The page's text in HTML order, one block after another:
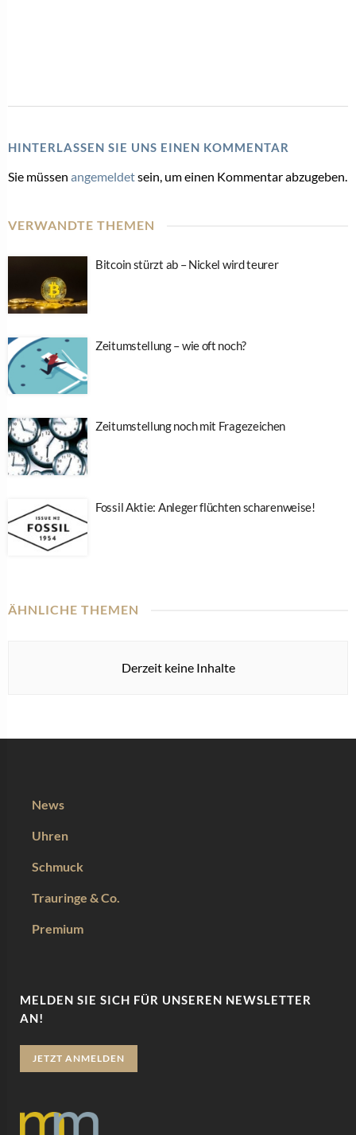
HINTERLASSEN SIE UNS EINEN KOMMENTAR
Sie müssen angemeldetsein, um einen Kommentar abzugeben.
VERWANDTE THEMEN
Bitcoin stürzt ab – Nickel wird teurer
Zeitumstellung – wie oft noch?
Zeitumstellung noch mit Fragezeichen
Fossil Aktie: Anleger flüchten scharenweise!
ÄHNLICHE THEMEN
Derzeit keine Inhalte
News
Uhren
Schmuck
Trauringe & Co.
Premium
MELDEN SIE SICH FÜR UNSEREN NEWSLETTER
AN!
JETZT ANMELDEN